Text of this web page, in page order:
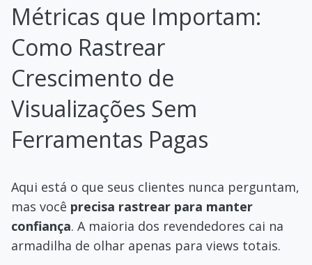
Métricas que Importam:
Como Rastrear
Crescimento de
Visualizações Sem
Ferramentas Pagas
Aqui está o que seus clientes nunca perguntam,
mas você precisa rastrear para manter
confiança. A maioria dos revendedores cai na
armadilha de olhar apenas para views totais.